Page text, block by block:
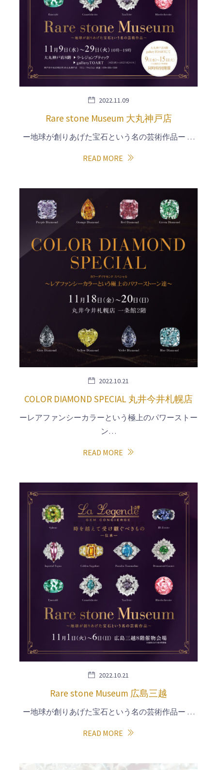
2022.11.09
Rare stone Museum 大丸神戸店
ー地球が創りあげた宝石という名の芸術作品ー …
READ MORE
2022.10.21
COLOR DIAMOND SPECIAL 丸井今井札幌店
ーレアファンシーカラーという極上のパワーストー
ン…
READ MORE
2022.10.21
Rare stone Museum 広島三越
ー地球が創りあげた宝石という名の芸術作品ー …
READ MORE